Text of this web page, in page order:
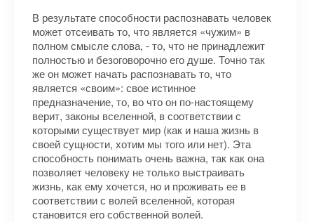
В результате способности распознавать человек
может отсеивать то, что является «чужим» в
полном смысле слова, - то, что не принадлежит
полностью и безоговорочно его душе. Точно так
же он может начать распознавать то, что
является «своим»: свое истинное
предназначение, то, во что он по-настоящему
верит, законы вселенной, в соответствии с
которыми существует мир (как и наша жизнь в
своей сущности, хотим мы того или нет). Эта
способность понимать очень важна, так как она
позволяет человеку не только выстраивать
жизнь, как ему хочется, но и проживать ее в
соответствии с волей вселенной, которая
становится его собственной волей.